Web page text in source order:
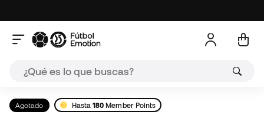
Agotado Hasta180 Member Points